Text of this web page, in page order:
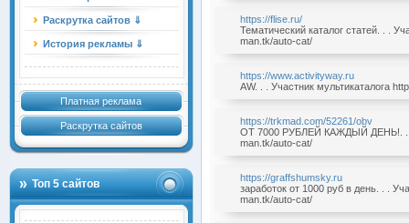
Раскрутка сайтов ⇓
История рекламы ⇓
Платная реклама
Раскрутка сайтов
Топ 5 сайтов
https://flise.ru/
Тематический каталог статей. . .
man.tk/auto-cat/
https://www.activityway.ru
AW. . . Участник мультикаталога
https://trkmad.com/52261/obv
ОТ 7000 РУБЛЕЙ КАЖДЫЙ ДЕНЬ!. . .
man.tk/auto-cat/
https://graffshumsky.ru
заработок от 1000 руб в день. . .
man.tk/auto-cat/